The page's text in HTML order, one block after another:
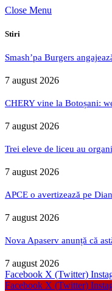
Close Menu
Stiri
Smash’pa Burgers
7 august 2026
CHERY vine la Botoșani:
7 august 2026
Trei eleve de liceu au
7 august 2026
APCE o avertizează pe
7 august 2026
Nova Apaserv anunță că
7 august 2026
Facebook X (Twitter)
Facebook X (Twitter)